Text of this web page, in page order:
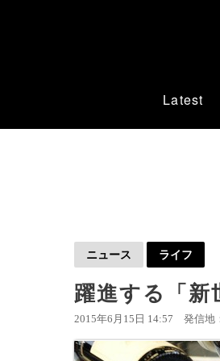
Latest
ニュース ライフ
躍進する「新
2015年6月15日 14:57 発信地